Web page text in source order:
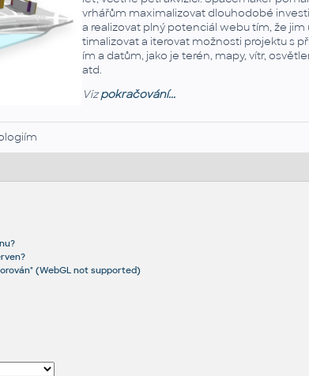
vr­há­řům ma­xi­ma­li­zo­vat dlou­ho­do­bé
a re­a­li­zo­vat plný po­ten­ci­ál webu tím, že
ti­ma­li­zo­vat a ite­ro­vat mož­nos­ti pro­jek­tu s
ím a datům, jako je terén, mapy, vítr,
atd.
Vizpokračování...
(WebGL not supported)